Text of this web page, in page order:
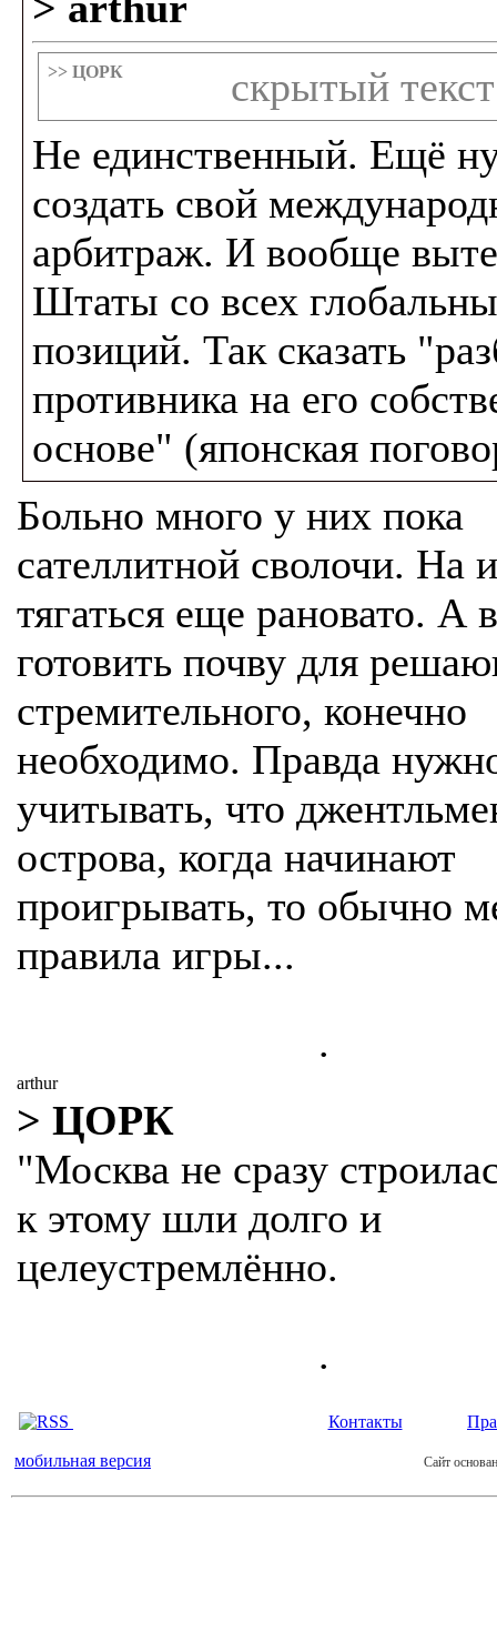
>> ЦОРК
скрытый текст
Не единственный. Ещё
создать свой
арбитраж. И вообще
Штаты со всех
позиций. Так сказать
противника на его
основе" (японская
Больно много у них пока
сателлитной сволочи. На
тягаться еще рановато. А
готовить почву для
стремительного, конечно
необходимо. Правда
учитывать, что
острова, когда начинают
проигрывать, то обычно
правила игры...
.
arthur
> ЦОРК
"Москва не сразу
к этому шли долго и
целеустремлённо.
.
Контакты
мобильная версия Сайт